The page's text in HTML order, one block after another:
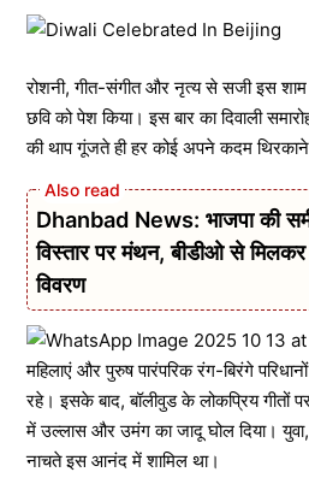
रोशनी, गीत-संगीत और नृत्य से सजी इस
छवि को पेश किया। इस बार का दिवाली
की थाप गूंजते ही हर कोई अपने कदम
Dhanbad News: भाजपा की
विस्तार पर मंथन, बीडीओ से
विवरण
महिलाएं और पुरुष पारंपरिक रंग-बिरंगे
रहे। इसके बाद, बॉलीवुड के लोकप्रिय गीतों
में उल्लास और उमंग का जादू घोल दिया।
नाचते इस आनंद में शामिल था।